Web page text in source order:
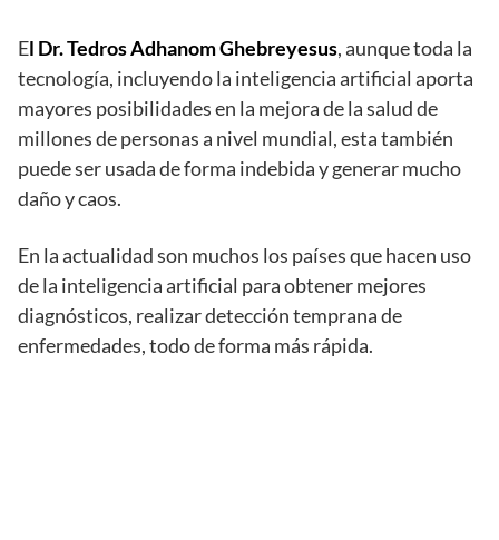
El Dr. Tedros Adhanom Ghebreyesus, aunque toda la
tecnología, incluyendo la inteligencia artificial aporta
mayores posibilidades en la mejora de la salud de
millones de personas a nivel mundial, esta también
puede ser usada de forma indebida y generar mucho
daño y caos.
En la actualidad son muchos los países que hacen uso
de la inteligencia artificial para obtener mejores
diagnósticos, realizar detección temprana de
enfermedades, todo de forma más rápida.